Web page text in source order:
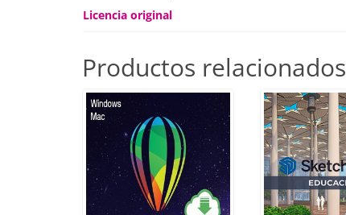
Licencia original
Productos relacionados